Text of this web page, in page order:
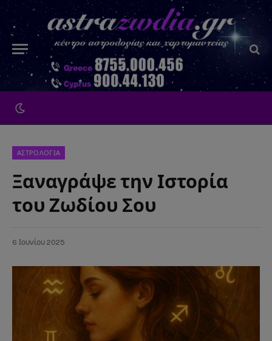
ΑΣΤΡΟΛΟΓΙΑ
Ξαναγράψε την Ιστορία
του Ζωδίου Σου
6 Ιουνίου 2025